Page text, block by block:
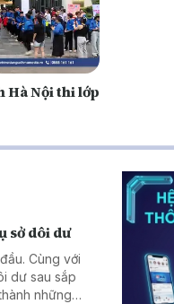
Hà Nội thi lớp
sở dôi dư
Cùng với
dư sau sắp
những